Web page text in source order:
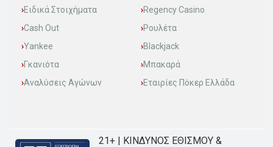
Ειδικά Στοιχήματα
Cash Out
Yankee
Γκανιότα
Αναλύσεις Αγώνων
Regency Casino
Ρουλέτα
Blackjack
Μπακαρά
Εταιρίες Πόκερ Ελλάδα
21+ | ΚΙΝΔΥΝΟΣ ΕΘΙΣΜΟΥ &